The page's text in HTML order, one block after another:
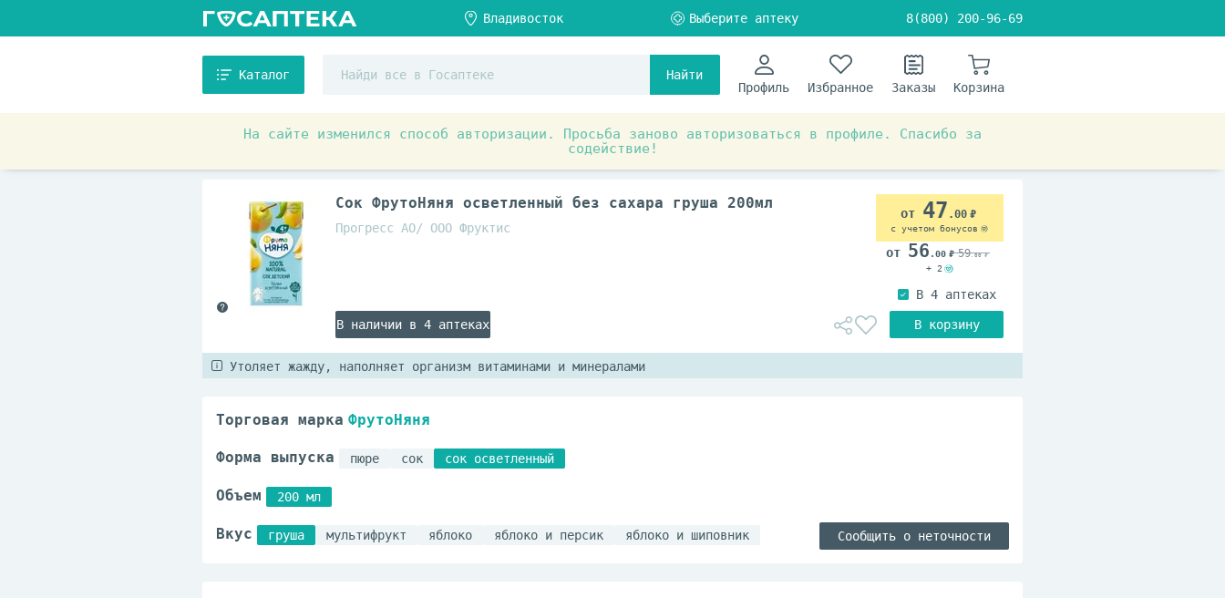
8(800) 200-96-69
Каталог
Найти
Профиль
Избранное Заказы Корзина
На сайте изменился способ авторизации. Просьба заново авторизоваться в профиле. Спасибо за
содействие!
Сок, вода, чай
Сок ФрутоНяня осветленный без сахара груша 200мл
Прогресс АО/ ООО Фруктис
В наличии в 4 аптеках
47 .00
с учетом бонусов
56 .00 59.00
+ 2
Утоляет жажду, наполняет организм витаминами и минералами
Торговая марка ФрутоНяня
Форма выпуска пюре сок сок осветленный
Объем 200 мл
Вкус груша мультифрукт яблоко яблоко и персик яблоко и шиповник Сообщить о неточности